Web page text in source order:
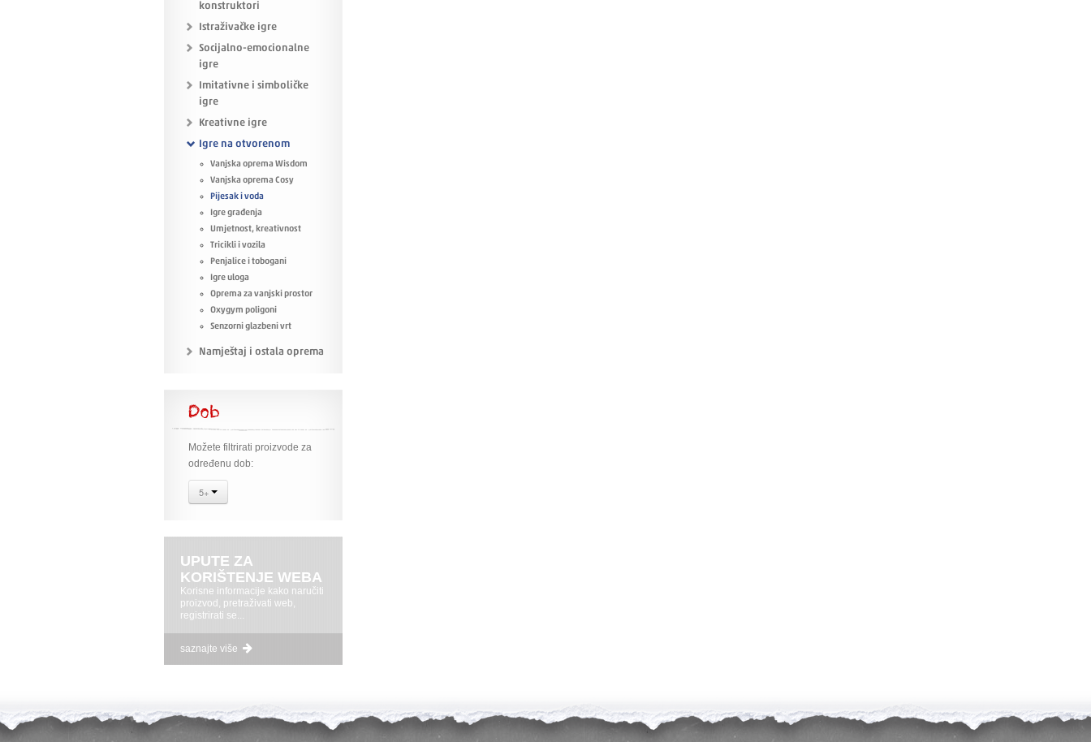
konstruktori
Istraživačke igre
Socijalno-emocionalne
igre
Imitativne i simboličke
igre
Kreativne igre
Igre na otvorenom
Vanjska oprema Wisdom
Vanjska oprema Cosy
Pijesak i voda
Igre građenja
Umjetnost, kreativnost
Tricikli i vozila
Penjalice i tobogani
Igre uloga
Oprema za vanjski prostor
Oxygym poligoni
Senzorni glazbeni vrt
Namještaj i ostala oprema
Dob
Možete filtrirati proizvode za
određenu dob:
5+
UPUTE ZA
KORIŠTENJE WEBA
Korisne informacije kako naručiti
proizvod, pretraživati web,
registrirati se...
saznajte više